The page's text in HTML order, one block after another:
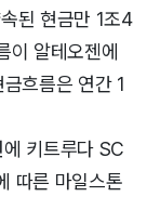
된 현금만 1조4
이 알테오젠에
흐름은 연간 1
키트루다 SC
따른 마일스톤